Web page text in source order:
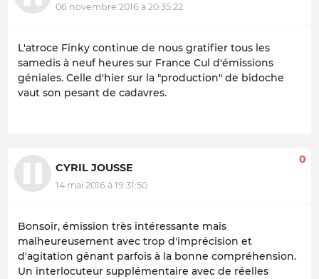
06 novembre 2016 à 20:35:22
L'atroce Finky continue de nous gratifier tous les
samedis à neuf heures sur France Cul d'émissions
géniales. Celle d'hier sur la "production" de bidoche
vaut son pesant de cadavres.
CYRIL JOUSSE
14 mai 2016 à 19:31:50
0
Bonsoir, émission très intéressante mais
malheureusement avec trop d'imprécision et
d'agitation gênant parfois à la bonne compréhension.
Un interlocuteur supplémentaire avec de réelles